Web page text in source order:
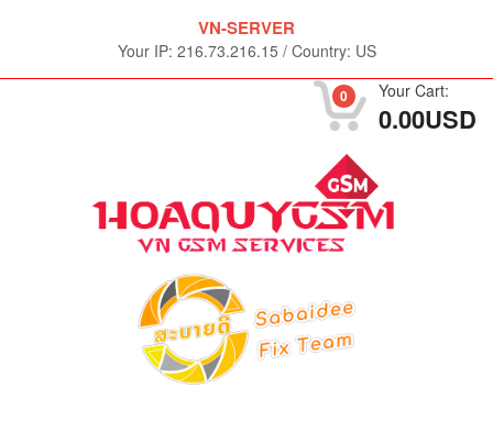
VN-SERVER
Your IP: 216.73.216.15 / Country: US
0 Your Cart:
0.00USD